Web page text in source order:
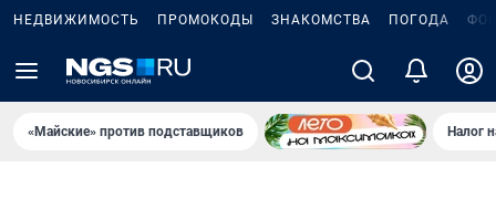
НЕДВИЖИМОСТЬ ПРОМОКОДЫ ЗНАКОМСТВА ПОГОДА
«Майские» против подставщиков Налог